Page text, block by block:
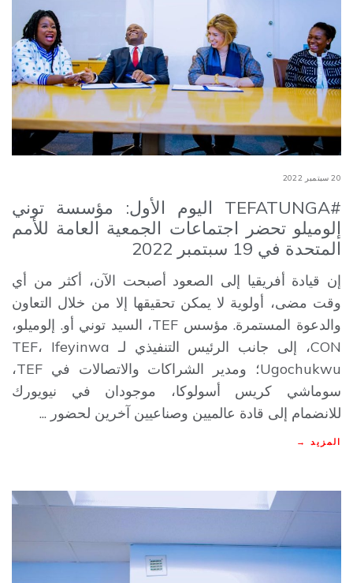
20 سبتمبر 2022
#TEFATUNGA اليوم الأول: مؤسسة توني
إلوميلو تحضر اجتماعات الجمعية العامة للأمم
المتحدة في 19 سبتمبر 2022
إن قيادة أفريقيا إلى الصعود أصبحت الآن، أكثر من أي
وقت مضى، أولوية لا يمكن تحقيقها إلا من خلال التعاون
والدعوة المستمرة. مؤسس TEF، السيد توني أو. إلوميلو،
CON، إلى جانب الرئيس التنفيذي لـ TEF، Ifeyinwa
Ugochukwu؛ ومدير الشراكات والاتصالات في TEF،
سوماشي كريس أسولوكا، موجودان في نيويورك
للانضمام إلى قادة عالميين وصناعيين آخرين لحضور ...
المزيد →